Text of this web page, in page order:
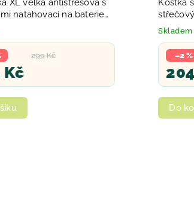
XL velká antistresová s
natahovací na baterie
299 Kč
Kč
Kostka
Skladem
–2 %
Do